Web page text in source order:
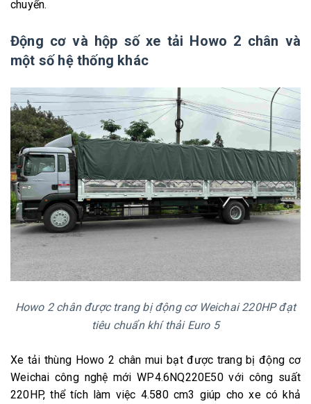
chuyển.
Động cơ và hộp số xe tải Howo 2 chân và
một số hệ thống khác
Howo 2 chân được trang bị động cơ Weichai 220HP đạt
tiêu chuẩn khí thải Euro 5
Xe tải thùng Howo 2 chân mui bạt được trang bị động cơ
Weichai công nghệ mới WP4.6NQ220E50 với công suất
220HP, thể tích làm việc 4.580 cm3 giúp cho xe có khả